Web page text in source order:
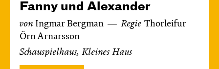
Fanny und Alexander
von Ingmar Bergman Regie Thorleifur
Örn Arnarsson
Schauspielhaus, Kleines Haus